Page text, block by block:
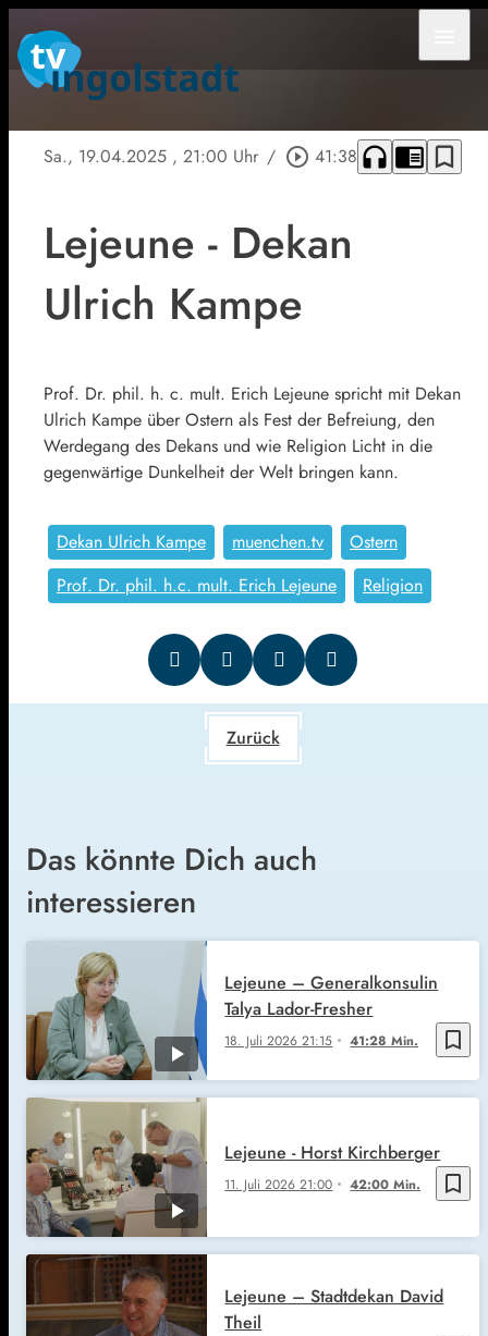
Sa., 19.04.2025 , 21:00 Uhr / play_circle_outline 41:38 headphones chrome_reader_mode bookmark_border
Lejeune - Dekan
Ulrich Kampe
Prof. Dr. phil. h. c. mult. Erich Lejeune spricht mit Dekan
Ulrich Kampe über Ostern als Fest der Befreiung, den
Werdegang des Dekans und wie Religion Licht in die
gegenwärtige Dunkelheit der Welt bringen kann.
Dekan Ulrich Kampe muenchen.tv
Ostern
Prof. Dr. phil. h.c. mult. Erich Lejeune
Religion
Zurück
Das könnte Dich auch
interessieren
bookmark_border
18. Juli 202621:15 41:28 Min.
Lejeune – Generalkonsulin
Talya Lador-Fresher
bookmark_border
11. Juli 202621:00 42:00 Min.
Lejeune - Horst Kirchberger
Lejeune – Stadtdekan David
Theil